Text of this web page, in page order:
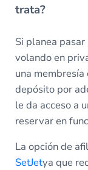
trata?
Si planea
volando en
una
depósito por
le da acceso a
reservar en
La opción de
SetJetya que